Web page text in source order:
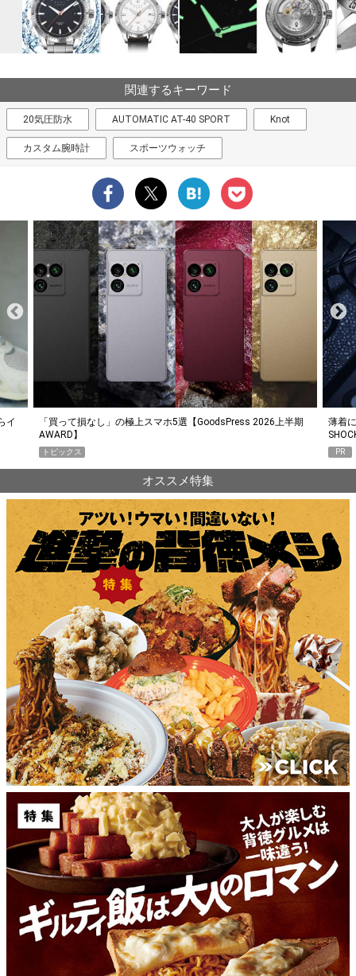
関連するキーワード
20気圧防水 AUTOMATIC AT-40 SPORT Knot
カスタム腕時計 スポーツウォッチ
イ
「買って損なし」の極上スマホ5選【GoodsPress 2026上半期
AWARD】
トピックス
薄着
PR
オススメ特集